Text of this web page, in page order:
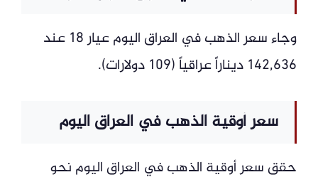
وجاء سعر الذهب في العراق اليوم عيار 18 عند
142,636 ديناراً عراقياً (109 دولارات).
سعر أوقية الذهب في العراق اليوم
حقق سعر أوقية الذهب في العراق اليوم نحو